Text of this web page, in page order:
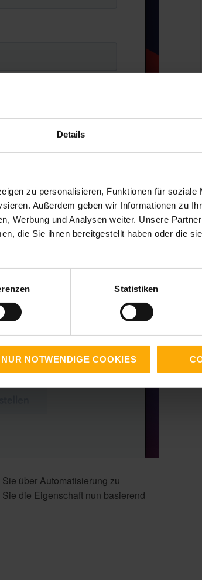
Details
zu personalisieren, Funktionen für soziale
Außerdem geben wir Informationen zu
Werbung und Analysen weiter. Unsere
die Sie ihnen bereitgestellt haben oder die
Statistiken
NUR NOTWENDIGE COOKIES
über Automatisierung zu
die Eigenschaft nun basierend